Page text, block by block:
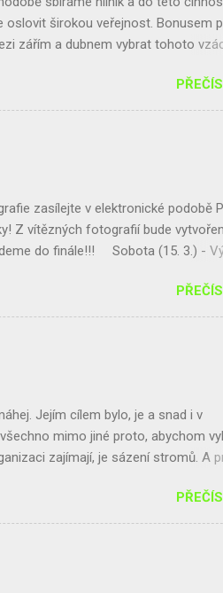
oslovit širokou veřejnost. Bonusem
zářím a dubnem vybrat tohoto
neskutečných 204,25 kg . Tu tedy
sekunda, která nasbírala 200,2 kg.
odměnu podívá na výlet. Celkově
zasílejte v elektronické podobě
Z vítězných fotografií bude
do finále!!! Sobota (15. 3.) -
stromků pro obnovu naší krajiny
kolo v Jihlavě – mladší a starší
Držte palce! ...
Jejím cílem bylo, je a snad i v
mimo jiné proto, abychom
zajímají, je sázení stromů. A
velmi důležitými partnery jsou paní
bychom tuto akci nemohli
Chotěboř a školní skupiny AI.